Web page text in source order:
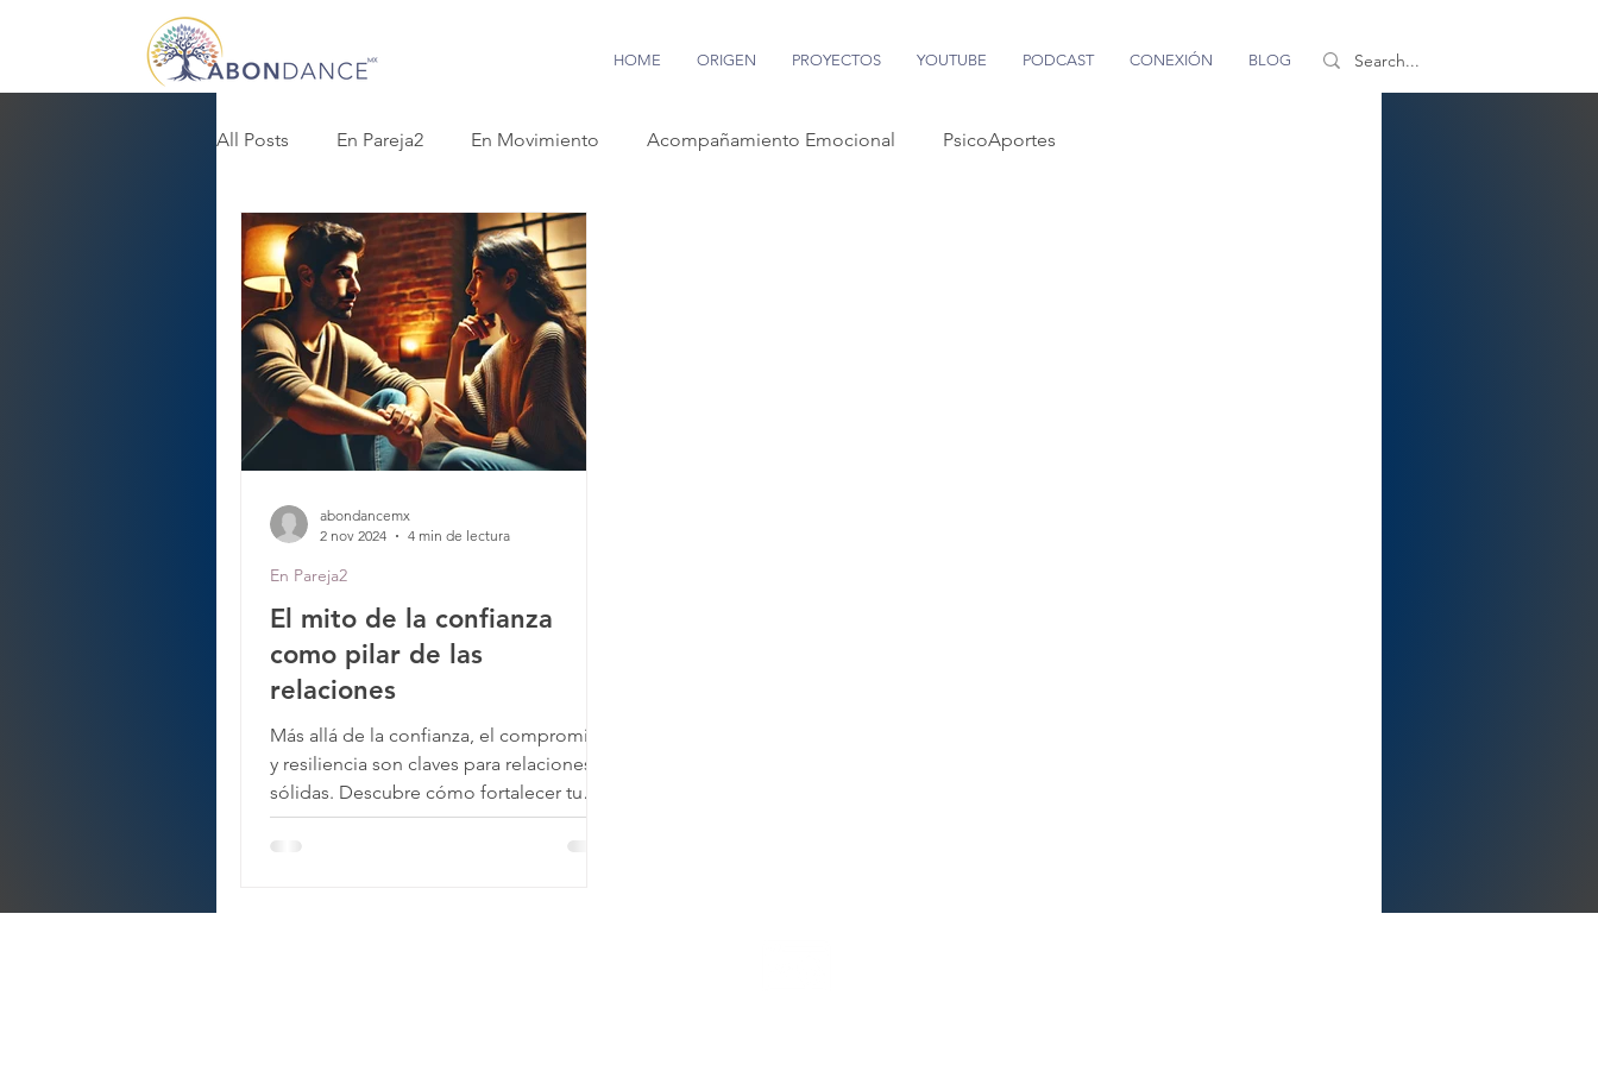
HOME ORIGEN PROYECTOS YOUTUBE PODCAST CONEXIÓN BLOG
All Posts En Pareja2 En Movimiento Acompañamiento Emocional PsicoAportes
El mito de la confianza
como pilar de las
relaciones
Más allá de la confianza, el compromiso
y resiliencia son claves para relaciones
sólidas. Descubre cómo fortalecer tu
relación de pareja.
En Pareja2
abondancemx
2 nov 2024
4 min de lectura